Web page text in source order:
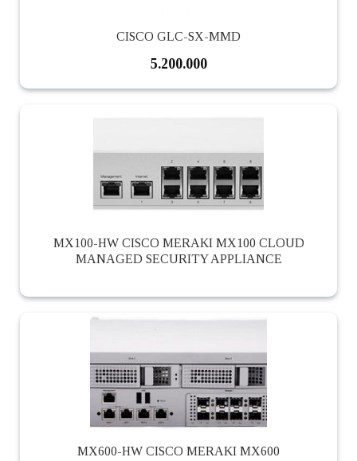
CISCO GLC-SX-MMD
5.200.000
MX100-HW CISCO MERAKI MX100 CLOUD
MANAGED SECURITY APPLIANCE
MX600-HW CISCO MERAKI MX600